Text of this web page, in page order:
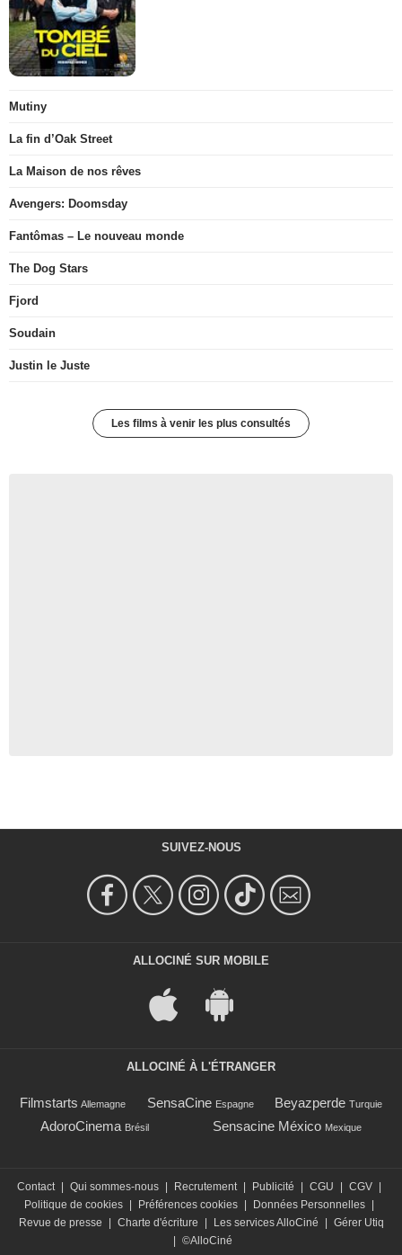
Mutiny
La fin d’Oak Street
La Maison de nos rêves
Avengers: Doomsday
Fantômas – Le nouveau monde
The Dog Stars
Fjord
Soudain
Justin le Juste
Les films à venir les plus consultés
SUIVEZ-NOUS
ALLOCINÉ SUR MOBILE
ALLOCINÉ À L'ÉTRANGER
Filmstarts Allemagne SensaCine Espagne Beyazperde Turquie
AdoroCinema Brésil Sensacine México Mexique
Contact | Qui sommes-nous | Recrutement | Publicité | CGU | CGV |
Politique de cookies | Préférences cookies | Données Personnelles |
Revue de presse
| Charte d'écriture | Les services AlloCiné | Gérer Utiq
| ©AlloCiné